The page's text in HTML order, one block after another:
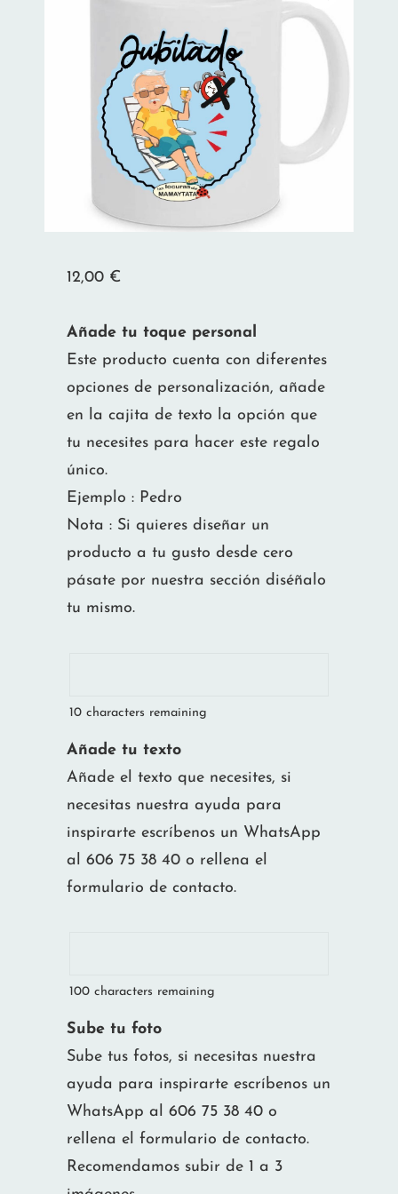
12,00 €
Añade tu toque personal
Este producto cuenta con diferentes
opciones de personalización, añade
en la cajita de texto la opción que
tu necesites para hacer este regalo
único.
Ejemplo : Pedro
Nota : Si quieres diseñar un
producto a tu gusto desde cero
pásate por nuestra sección diséñalo
tu mismo.
10 characters remaining
Añade tu texto
Añade el texto que necesites, si
necesitas nuestra ayuda para
inspirarte escríbenos un WhatsApp
al 606 75 38 40 o rellena el
formulario de contacto.
100 characters remaining
Sube tu foto
Sube tus fotos, si necesitas nuestra
ayuda para inspirarte escríbenos un
WhatsApp al 606 75 38 40 o
rellena el formulario de contacto.
Recomendamos subir de 1 a 3